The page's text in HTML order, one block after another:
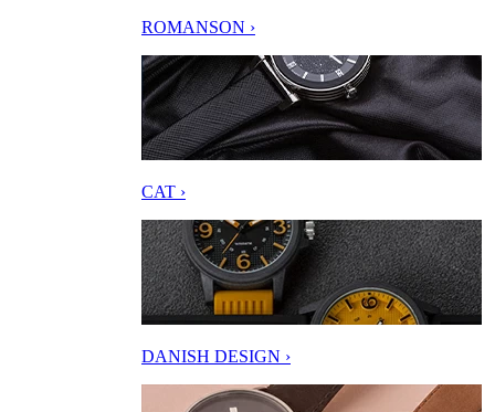
ROMANSON ›
CAT ›
DANISH DESIGN ›